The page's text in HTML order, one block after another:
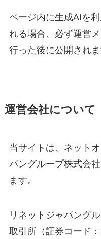
ページ内に生成AIを
れる場合、必ず運営
行った後に公開されま
運営会社について
当サイトは、ネット
パングループ株式会
ます。
リネットジャパング
取引所（証券コード